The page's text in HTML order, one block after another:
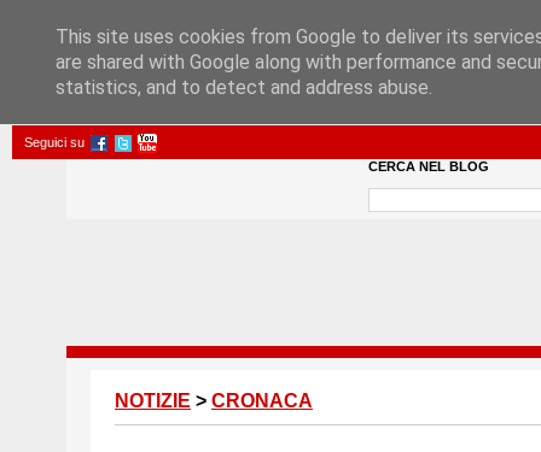
Seguici su
CERCA NEL BLOG
NOTIZIE > CRONACA
This site uses cookies from Google to deliver its
are shared with Google along with performance and
statistics, and to detect and address abuse.